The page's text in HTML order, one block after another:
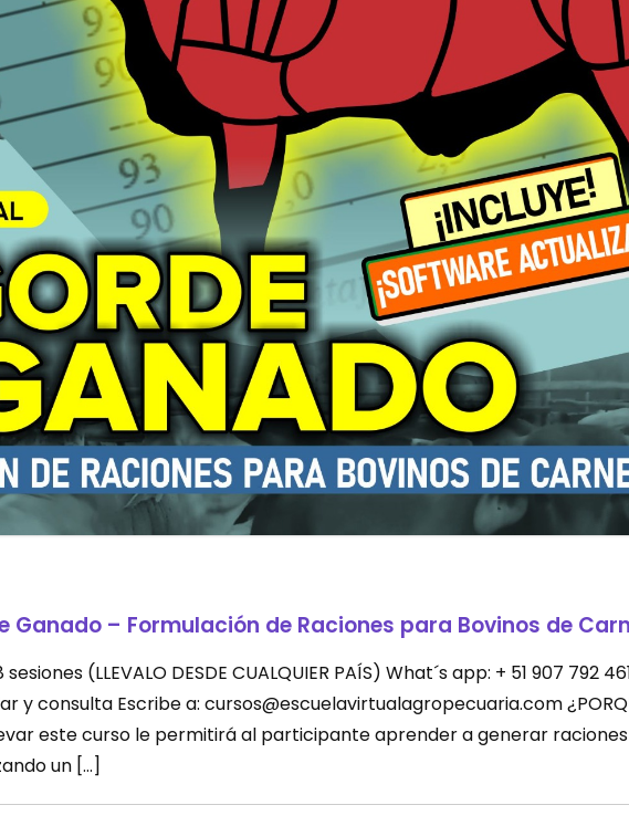
Ganado – Formulación de Raciones para Bovinos de
(LLEVALO DESDE CUALQUIER PAÍS) What´s app: + 51 907 792
y consulta Escribe a: cursos@escuelavirtualagropecuaria.com
Llevar este curso le permitirá al participante aprender a generar
un […]